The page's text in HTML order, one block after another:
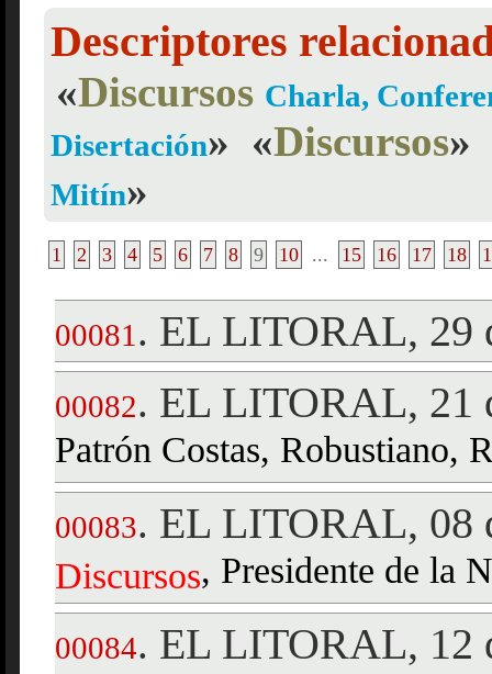
Descriptores
«Discursos Charla,
Disertación» «Discursos»
Mitín»
1 2 3 4 5 6 7 8 9 10 ... 15 16 17 18
00081 . EL LITORAL, 29
00082. EL LITORAL, 21
Patrón Costas, Robustiano,
00083. EL LITORAL, 08
Discursos, Presidente de la
00084. EL LITORAL, 12